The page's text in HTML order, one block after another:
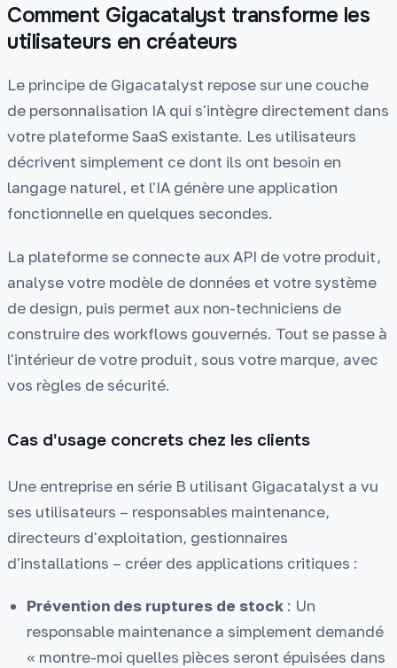
Comment Gigacatalyst transforme les
utilisateurs en créateurs
Le principe de Gigacatalyst repose sur une couche
de personnalisation IA qui s'intègre directement dans
votre plateforme SaaS existante. Les utilisateurs
décrivent simplement ce dont ils ont besoin en
langage naturel, et l'IA génère une application
fonctionnelle en quelques secondes.
La plateforme se connecte aux API de votre produit,
analyse votre modèle de données et votre système
de design, puis permet aux non-techniciens de
construire des workflows gouvernés. Tout se passe à
l'intérieur de votre produit, sous votre marque, avec
vos règles de sécurité.
Cas d'usage concrets chez les clients
Une entreprise en série B utilisant Gigacatalyst a vu
ses utilisateurs – responsables maintenance,
directeurs d'exploitation, gestionnaires
d'installations – créer des applications critiques :
Prévention des ruptures de stock : Un
responsable maintenance a simplement demandé
« montre-moi quelles pièces seront épuisées dans